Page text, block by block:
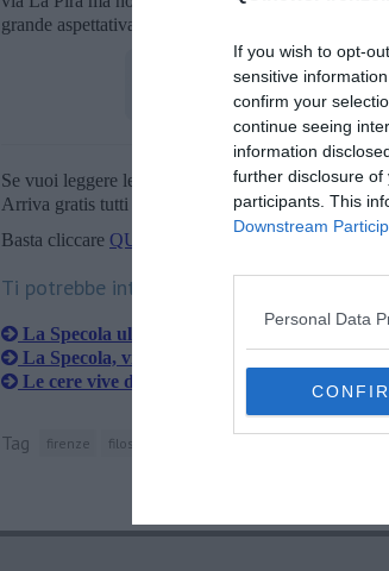
If you wish to opt-
sensitive
confirm your
continue seeing
information
further disclosure of
participants. This
Downstream
Personal Data
grande aspettativa.
Se vuoi leggere le notizie principali della Toscana
Arriva gratis tutti i giorni alle 20:00 direttamente
Basta cliccare QUI
Ti potrebbe interessare anche:
La Specola ultima chiamata, poi una lunga
La Specola, visite gratuite e poi la chiusura
Le cere vive di Aurelio Amendola
Tag firenze filosofia